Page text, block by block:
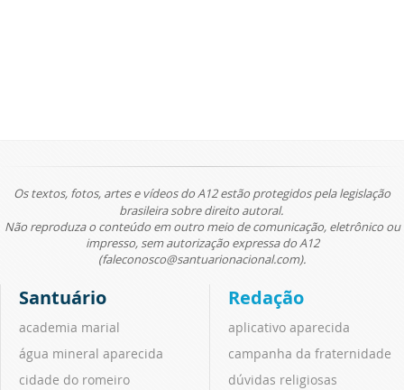
Os textos, fotos, artes e vídeos do A12 estão protegidos pela legislação
brasileira sobre direito autoral.
Não reproduza o conteúdo em outro meio de comunicação, eletrônico ou
impresso, sem autorização expressa do A12
(faleconosco@santuarionacional.com).
Santuário
academia marial
água mineral aparecida
cidade do romeiro
Redação
aplicativo aparecida
campanha da fraternidade
dúvidas religiosas